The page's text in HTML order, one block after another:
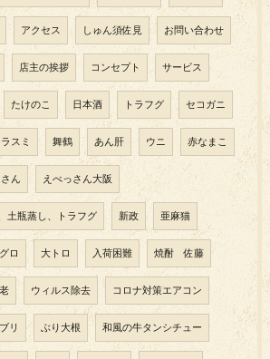
アクセス しゅん須佐見 お問い合わせ
店主の挨拶 コンセプト サービス
たけのこ 日本酒 トラフグ セコガニ
スミ 舞鶴 あん肝 ウニ 赤なまこ
ん えべっさん大阪
土瓶蒸し、トラフグ 新政 亜麻猫
ロ 大トロ 入荷困難 焼酎 佐藤
ウィルス除去 コロナ対策エアコン
リ ぶり大根 和風の牛タンシチュー